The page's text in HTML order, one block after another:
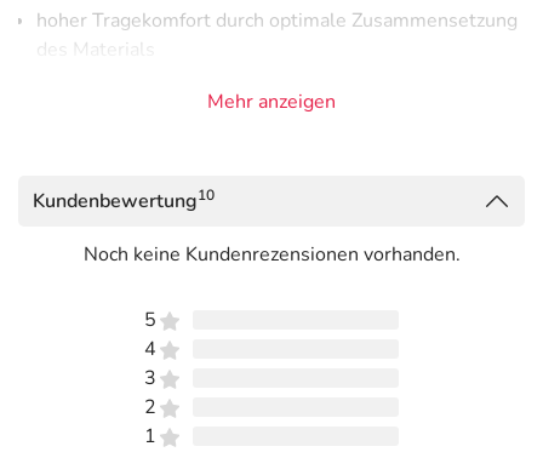
hoher Tragekomfort durch optimale Zusammensetzung
des Materials
Am Schweizerbach 1
71384 Weinstadt
elektronische Adresse: https://www.bort.de
Angaben gem. EU-Produktsicherheitsverordnung (GPSR)
Mehr anzeigen
Kundenbewertung10
Noch keine Kundenrezensionen vorhanden.
5
4
3
2
1